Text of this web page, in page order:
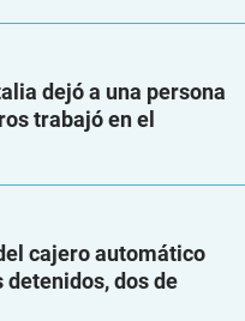
dejó a una persona
trabajó en el
cajero automático
dos de